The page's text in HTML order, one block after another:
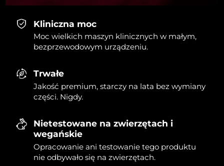
Kliniczna moc
Moc wielkich maszyn klinicznych w małym,
bezprzewodowym urządzeniu.
Trwałe
Jakość premium, starczy na lata bez wymiany
części. Nigdy.
Nietestowane na zwierzętach i
wegańskie
Opracowanie ani testowanie tego produktu
nie odbywało się na zwierzętach.